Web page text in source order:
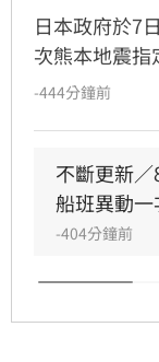
日本政府於7
次熊本地震
家對受災自
-444分鐘前
不斷更新／
船班異動一
-404分鐘前